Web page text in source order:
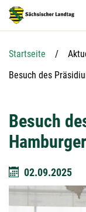
Hauptnavigation
Hauptinhalt
Service
Startseite
Aktuelle Seite:
Besuch des
Besuch
02.09.2025